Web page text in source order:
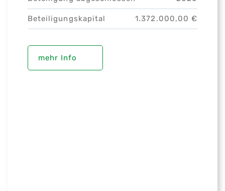
Beteiligungskapital 1.372.000,00 €
mehr Info